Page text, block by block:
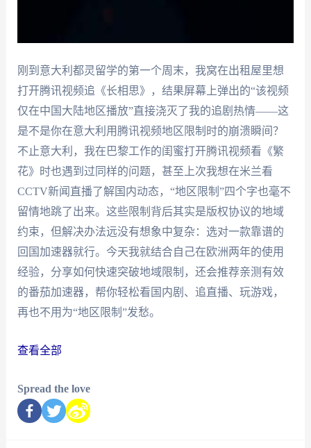
刚到意大利都灵留学的第一个周末，我窝在出租屋里想
打开腾讯视频追《长相思》，结果屏幕上弹出的“该视频
仅在中国大陆地区播放”直接浇灭了我的追剧热情——这
是不是你在意大利用腾讯视频地区限制时的崩溃瞬间？
不止意大利，我在巴黎工作的闺蜜打开腾讯视频看《繁
花》时也遇到过同样的问题，甚至上次我想在米兰看
CCTV新闻直播了解国内动态，“地区限制”四个字也毫不
留情地跳了出来。这些限制背后其实是版权协议的地域
约束，但解决办法远没有想象中复杂：选对一款靠谱的
回国加速器就行。今天我就结合自己在欧洲两年的使用
经验，分享如何快速突破地域限制，还会推荐亲测有效
的番茄加速器，帮你轻松看国内剧、追直播、玩游戏，
再也不用为“地区限制”发愁。
查看全部
Spread the love